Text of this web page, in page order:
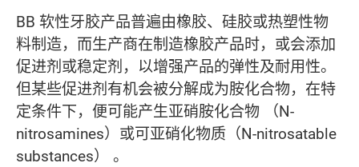
BB 软性牙胶产品普遍由橡胶、硅胶或热塑性物
料制造，而生产商在制造橡胶产品时，或会添加
促进剂或稳定剂，以增强产品的弹性及耐用性。
但某些促进剂有机会被分解成为胺化合物，在特
定条件下，便可能产生亚硝胺化合物 （N-
nitrosamines）或可亚硝化物质（N-nitrosatable
substances） 。